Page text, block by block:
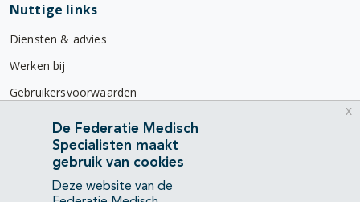
Nuttige links
Diensten & advies
Werken bij
Gebruikersvoorwaarden
Privacyverklaring
Contact
Mercatorlaan 1200
De Federatie Medisch
Specialisten maakt
gebruik van cookies
Deze website van de
x